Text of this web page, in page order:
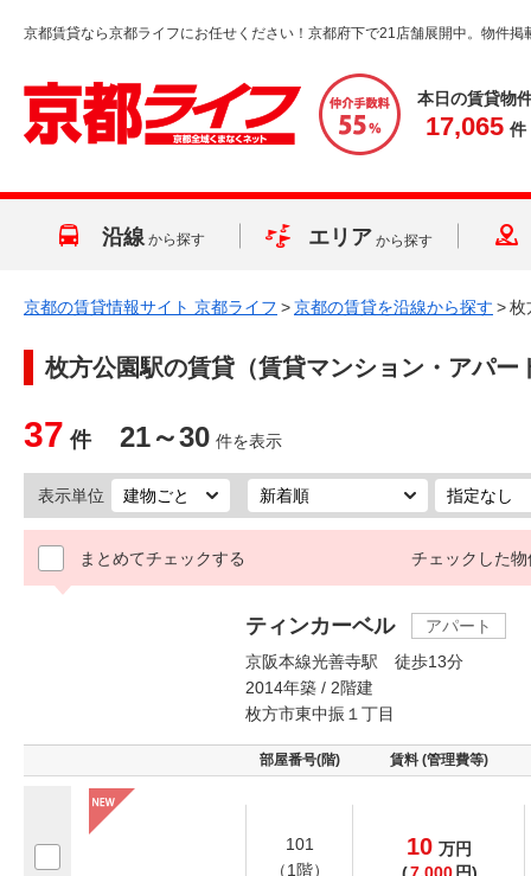
京都賃貸なら京都ライフにお任せください！京都府下で21店舗展開中。物件掲
本日の賃貸物
17,065 件
沿線 から探す エリア から探す
京都の賃貸情報サイト 京都ライフ >京都の賃貸を沿線から探す >枚
枚方公園駅の賃貸（賃貸マンション・アパー
37 件 21～30 件を表示
表示単位
まとめてチェックする チェックした物
ティンカーベル
アパート
京阪本線光善寺駅 徒歩13分
2014年築 / 2階建
枚方市東中振１丁目
部屋番号(階) 賃料 (管理費等)
101
（1階）
10 万円